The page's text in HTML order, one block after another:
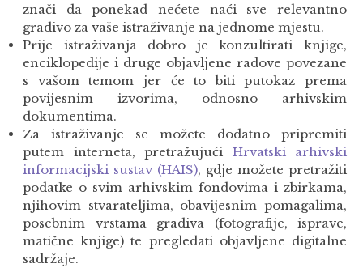
znači da ponekad nećete naći sve relevantno
gradivo za vaše istraživanje na jednome mjestu.
Prije istraživanja dobro je konzultirati knjige,
enciklopedije i druge objavljene radove povezane
s vašom temom jer će to biti putokaz prema
povijesnim izvorima, odnosno arhivskim
dokumentima.
Za istraživanje se možete dodatno pripremiti
putem interneta, pretražujući Hrvatski arhivski
informacijski sustav (HAIS), gdje možete pretražiti
podatke o svim arhivskim fondovima i zbirkama,
njihovim stvarateljima, obavijesnim pomagalima,
posebnim vrstama gradiva (fotografije, isprave,
matične knjige) te pregledati objavljene digitalne
sadržaje.